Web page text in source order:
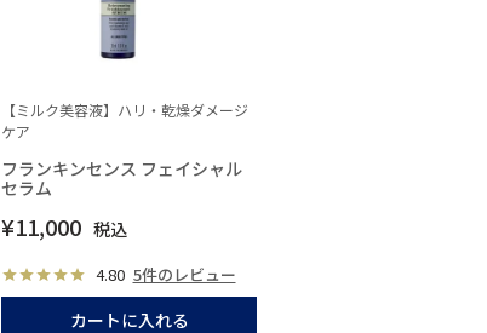
【ミルク美容液】ハリ・乾燥ダメージ
ケア
フランキンセンス フェイシャル
セラム
¥11,000 税込
4.80 5件のレビュー
カートに入れる